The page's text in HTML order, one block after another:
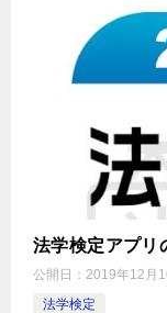
法学検定アプリ
公開日： 2019年12月
法学検定